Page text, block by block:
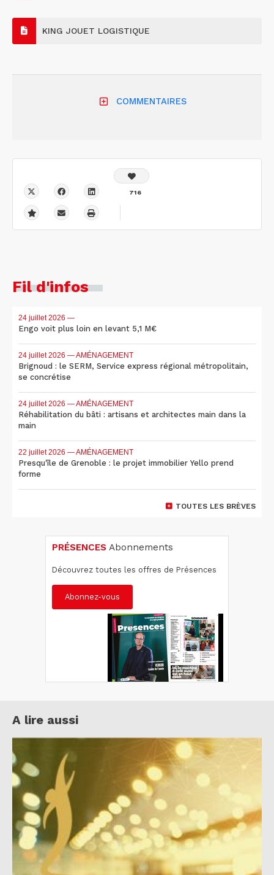
KING JOUET LOGISTIQUE
COMMENTAIRES
716
Fil d'infos
24 juillet 2026 —
Engo voit plus loin en levant 5,1 M€
24 juillet 2026 — AMÉNAGEMENT
Brignoud : le SERM, Service express régional métropolitain,
se concrétise
24 juillet 2026 — AMÉNAGEMENT
Réhabilitation du bâti : artisans et architectes main dans la
main
22 juillet 2026 — AMÉNAGEMENT
Presqu'île de Grenoble : le projet immobilier Yello prend
forme
TOUTES LES BRÈVES
PRÉSENCES Abonnements
Découvrez toutes les offres de Présences
Abonnez-vous
A lire aussi